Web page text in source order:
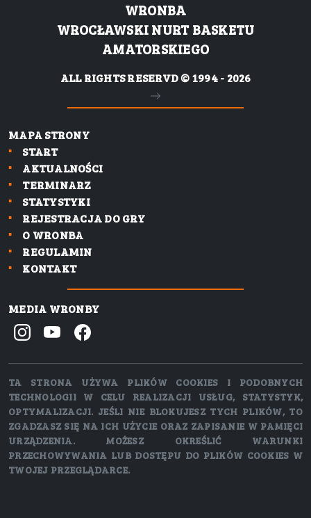
WRONBA
WROCŁAWSKI NURT BASKETU
AMATORSKIEGO
ALL RIGHTS RESERVD © 1994 - 2026
MAPA STRONY
START
AKTUALNOŚCI
TERMINARZ
STATYSTYKI
REJESTRACJA DO GRY
O WRONBA
REGULAMIN
KONTAKT
MEDIA WRONBY
TA STRONA UŻYWA PLIKÓW COOKIES I PODOBNYCH
TECHNOLOGII W CELU REALIZACJI USŁUG, STATYSTYK,
OPTYMALIZACJI. JEŚLI NIE BLOKUJESZ TYCH PLIKÓW, TO
ZGADZASZ SIĘ NA ICH UŻYCIE ORAZ ZAPISANIE W PAMIĘCI
URZĄDZENIA. MOŻESZ OKREŚLIĆ WARUNKI
PRZECHOWYWANIA LUB DOSTĘPU DO PLIKÓW COOKIES W
TWOJEJ PRZEGLĄDARCE.